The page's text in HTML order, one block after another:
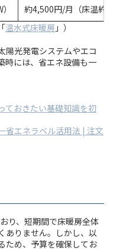
約4,500円/月（床温約
温水式床暖房 」）
陽光発電システムやエコ
時には、省エネ設備も一
ておきたい基礎知識を初
省エネラベル活用法 | 注文
り、短期間で床暖房全体
ありません。しかし、以
ため、予算を確保してお